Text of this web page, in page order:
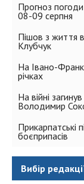
Прогноз
08-09 серпня
Пішов з життя
Клубчук
На Івано-
річках
На війні
Володимир
Прикарпатські
боєприпасів
Вибір